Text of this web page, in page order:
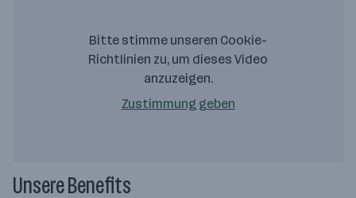
Bitte stimme unseren Cookie-
Richtlinien zu, um dieses Video
anzuzeigen.
Zustimmung geben
Unsere Benefits